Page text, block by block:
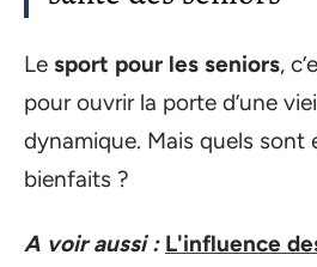
Le sport pour les seniors,
pour ouvrir la porte d’une
dynamique. Mais quels sont
bienfaits ?
A voir aussi : L'influence